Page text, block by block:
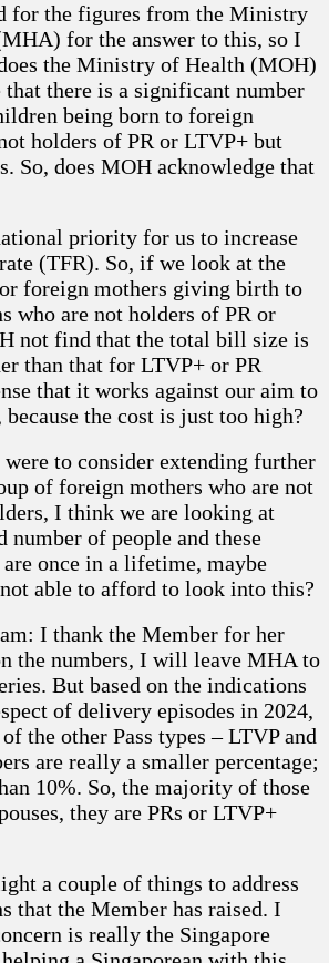
for the figures from the Ministry
for the answer to this, so I
the Ministry of Health (MOH)
that there is a significant number
being born to foreign
holders of PR or LTVP+ but
So, does MOH acknowledge that
priority for us to increase
(TFR). So, if we look at the
foreign mothers giving birth to
who are not holders of PR or
not find that the total bill size is
than that for LTVP+ or PR
that it works against our aim to
the cost is just too high?
to consider extending further
of foreign mothers who are not
I think we are looking at
of people and these
once in a lifetime, maybe
able to afford to look into this?
I thank the Member for her
the numbers, I will leave MHA to
But based on the indications
of delivery episodes in 2024,
the other Pass types – LTVP and
are really a smaller percentage;
10%. So, the majority of those
they are PRs or LTVP+
a couple of things to address
that the Member has raised. I
is really the Singapore